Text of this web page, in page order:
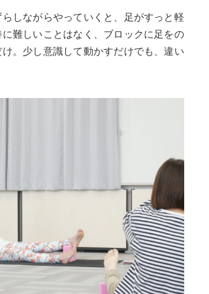
しながらやっていくと、足がすっと軽
難しいことはなく、ブロックに足をの
。少し意識して動かすだけでも、違い